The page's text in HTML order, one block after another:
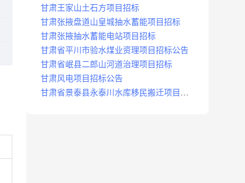
甘肃王家山土石方项目招标
甘肃张掖盘道山皇城抽水蓄能项目招标
甘肃张掖抽水蓄能电站项目招标
甘肃省平川市验水煤业资理项目招标公告
甘肃省岷县二郎山河道治理项目招标
甘肃风电项目招标公告
甘肃省景泰县永泰川水库移民搬迁项目招